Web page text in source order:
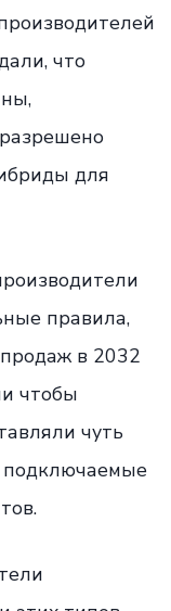
что
для
правила,
в 2032
чтобы
чуть